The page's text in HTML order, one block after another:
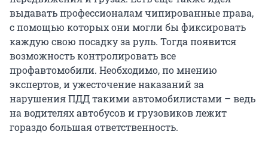
выдавать профессионалам чипированные права,
с помощью которых они могли бы фиксировать
каждую свою посадку за руль. Тогда появится
возможность контролировать все
профавтомобили. Необходимо, по мнению
экспертов, и ужесточение наказаний за
нарушения ПДД такими автомобилистами – ведь
на водителях автобусов и грузовиков лежит
гораздо большая ответственность.